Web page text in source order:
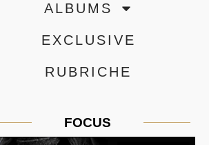
ALBUMS
EXCLUSIVE
RUBRICHE
FOCUS